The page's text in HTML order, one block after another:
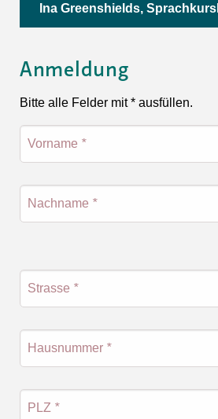
Ina Greenshields,
Anmeldung
Bitte alle Felder mit * ausfüllen.
Vorname *
Nachname *
Strasse *
Hausnummer *
PLZ *